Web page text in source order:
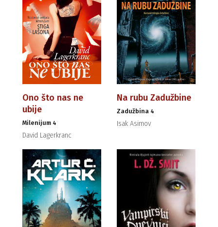
Ono što nas ne
ubije
Milenijum 4
David Lagerkranc
Na rubu Zadužbine
Zadužbina 4
Isak Asimov